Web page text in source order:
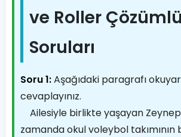
ve Roller
Soruları
Soru 1:Aşağıdaki paragrafı
cevaplayınız.
Ailesiyle birlikte yaşayan
zamanda okul voleybol takımının